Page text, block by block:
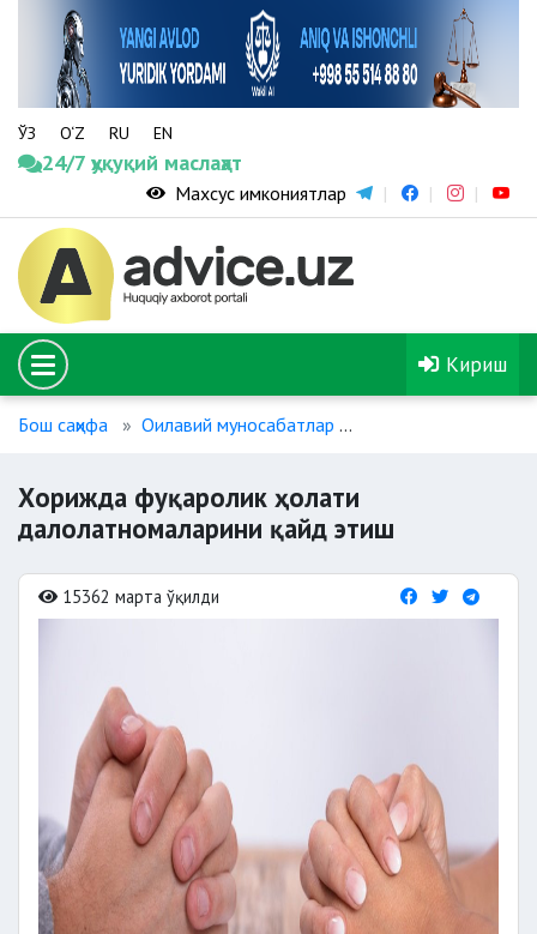
ЎЗ O‘Z RU EN
24/7 ҳуқуқий маслаҳат
Махсус имкониятлар
Кириш
Бош саҳифа Оилавий муносабатлар
Хорижда фуқаролик ҳолати
далолатномаларини қайд этиш
15362 марта ўқилди